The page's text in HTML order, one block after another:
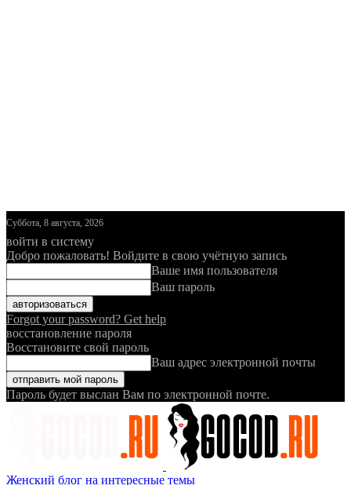
Суббота, 8 августа, 2026
войти в систему
Добро пожаловать! Войдите в свою учётную запись
Ваше имя пользователя
Ваш пароль
Forgot your password? Get help
восстановление пароля
Восстановите свой пароль
Ваш адрес электронной почты
Пароль будет выслан Вам по электронной почте.
Женский блог на интересные темы